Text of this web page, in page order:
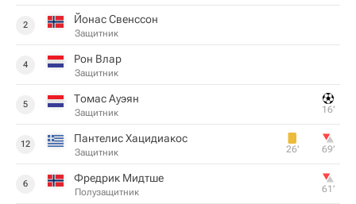
2 Йонас Свенссон
Защитник
4 Рон Влар
Защитник
5 Томас Ауэян
Защитник 16‎’‎
12 Пантелис Хацидиакос
Защитник 26‎’‎ 69‎’‎
6 Фредрик Мидтше
Полузащитник 61‎’‎